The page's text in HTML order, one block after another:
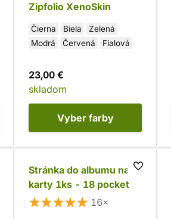
Zipfolio XenoSkin
Čierna Biela
Zelená
Modrá
Červená Fialová
23,00 €
skladom
Vyber farby
Stránka do albumu na
karty 1ks - 18 pocket
16×